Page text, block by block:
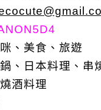
、美食、旅遊
、日本料理、串
酒料理